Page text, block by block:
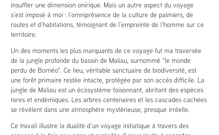
insuffler une dimension onirique. Mais un autre aspect du voyage
s’est imposé à moi : l’omniprésence de la culture de palmiers, de
routes et d’habitations, témoignant de l’empreinte de l’homme sur ce
territoire.
Un des moments les plus marquants de ce voyage fut ma traversée
de la jungle profonde du bassin de Maliau, surnommé "le monde
perdu de Bornéo". Ce lieu, véritable sanctuaire de biodiversité, est
une forêt primaire restée intacte, protégée par son accès difficile. La
jungle de Maliau est un écosystème foisonnant, abritant des espèces
rares et endémiques. Les arbres centenaires et les cascades cachées
se révèlent dans une atmosphère mystérieuse, presque irréelle.
Ce travail illustre la dualité d’un voyage initiatique à travers des